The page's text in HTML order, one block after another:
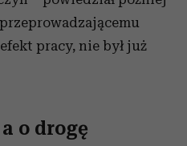
pracy, nie był już
o drogę